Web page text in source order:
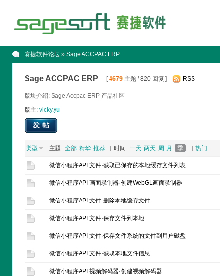
赛捷软件论坛» Sage ACCPAC ERP
Sage ACCPAC ERP [4679主题 / 820 回复 ] RSS
版块介绍: Sage Accpac ERP 产品社区
版主: vicky.yu
发帖
类型 主题: 全部 精华 推荐 时间: 一天 两天 周 月 季 热门
微信小程序API 文件·获取已保存的本地缓存文件列表
微信小程序API 画面录制器·创建WebGL画面录制器
微信小程序API 文件·删除本地缓存文件
微信小程序API 文件·保存文件到本地
微信小程序API 文件·保存文件系统的文件到用户磁盘
微信小程序API 文件·获取本地文件信息
微信小程序API 视频解码器·创建视频解码器